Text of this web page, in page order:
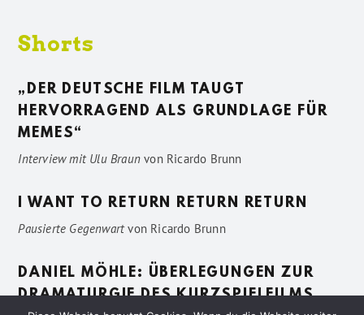
Shorts
„DER DEUTSCHE FILM TAUGT
HERVORRAGEND ALS GRUNDLAGE FÜR
MEMES“
Interview mit Ulu Braun von Ricardo Brunn
I WANT TO RETURN RETURN RETURN
Pausierte Gegenwartvon Ricardo Brunn
DANIEL MÖHLE: ÜBERLEGUNGEN ZUR
DRAMATURGIE DES KURZSPIELFILMS